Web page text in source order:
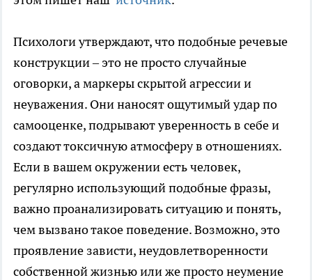
Психологи утверждают, что подобные речевые
конструкции – это не просто случайные
оговорки, а маркеры скрытой агрессии и
неуважения. Они наносят ощутимый удар по
самооценке, подрывают уверенность в себе и
создают токсичную атмосферу в отношениях.
Если в вашем окружении есть человек,
регулярно использующий подобные фразы,
важно проанализировать ситуацию и понять,
чем вызвано такое поведение. Возможно, это
проявление зависти, неудовлетворенности
собственной жизнью или же просто неумение